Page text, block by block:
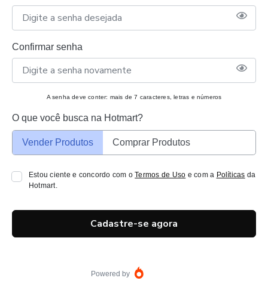
Confirmar senha
A senha deve conter: mais de 7 caracteres, letras e números
O que você busca na Hotmart?
Vender Produtos Comprar Produtos
Estou ciente e concordo com oTermos de Uso e com a Políticas da
Hotmart.
Cadastre-se agora
Powered by